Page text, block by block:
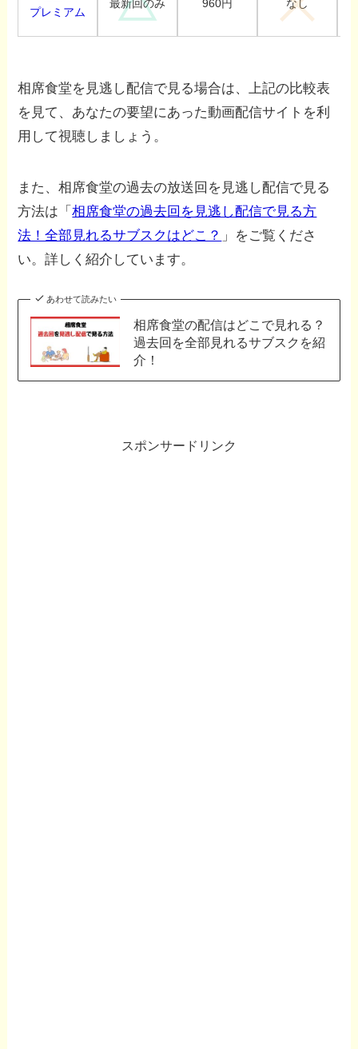
プレミアム
最新回のみ 960円 なし
相席食堂を見逃し配信で見る場合は、上記の比較表
を見て、あなたの要望にあった動画配信サイトを利
用して視聴しましょう。
また、相席食堂の過去の放送回を見逃し配信で見る
方法は「相席食堂の過去回を見逃し配信で見る方
法！全部見れるサブスクはどこ？ 」をご覧くださ
い。詳しく紹介しています。
あわせて読みたい
相席食堂の配信はどこで見れる？
過去回を全部見れるサブスクを紹
介！
スポンサードリンク